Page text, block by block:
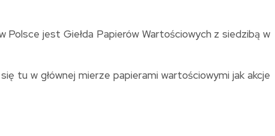
jest Giełda Papierów Wartościowych z siedzibą w
tu w głównej mierze papierami wartościowymi jak akcje